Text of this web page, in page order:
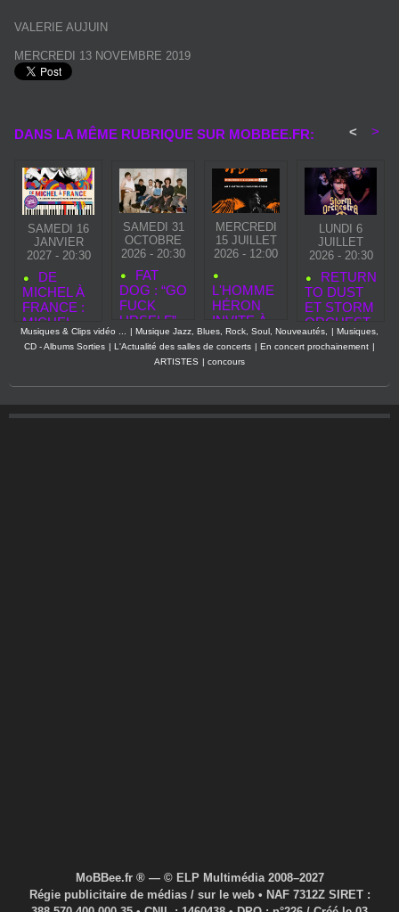
VALERIE AUJUIN
MERCREDI 13 NOVEMBRE 2019
DANS LA MÊME RUBRIQUE SUR MOBBEE.FR: < >
SAMEDI 16
JANVIER
2027 - 20:30
DE
MICHEL À
FRANCE :
MICHEL
BERGER &
FRANCE
L'HONNEU
UN
SAMEDI 31
OCTOBRE
2026 - 20:30
FAT
DOG : “GO
FUCK
URSELF”,
L’EUPHOR
IE
COMME
TION
MERCREDI
15 JUILLET
2026 - 12:00
L'HOMME
HÉRON
INVITE À
UNE
PARENTH
ÈSE
FESTIVAL
LUNDI 6
JUILLET
2026 - 20:30
RETURN
TO DUST
ET STORM
ORCHEST
RA EN
CONCERT
AU PAN
Musiques & Clips vidéo ... | Musique Jazz, Blues, Rock, Soul, Nouveautés, | Musiques,
CD - Albums Sorties | L'Actualité des salles de concerts | En concert prochainement |
ARTISTES | concours
MoBBee.fr ® — © ELP Multimédia 2008–2027
Régie publicitaire de médias / sur le web • NAF 7312Z SIRET :